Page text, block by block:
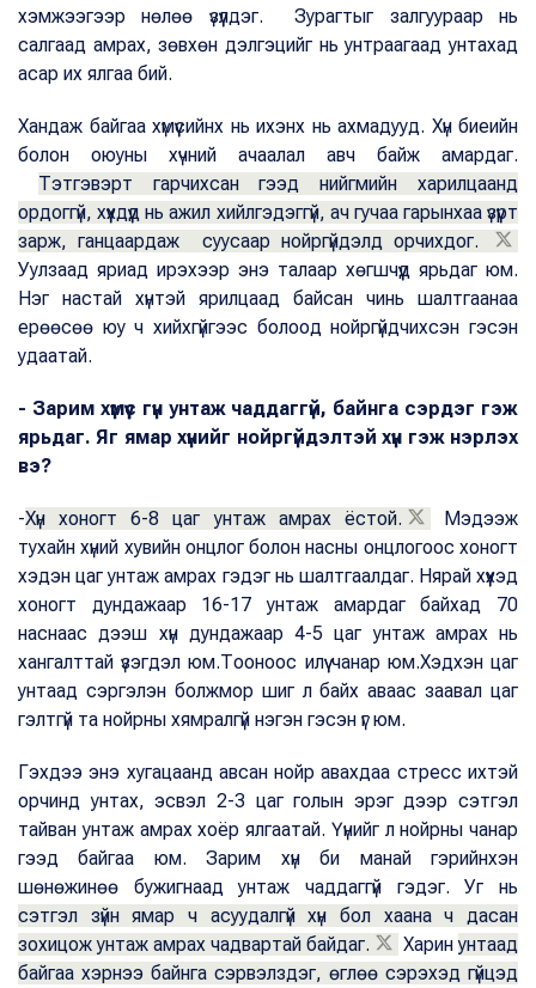
хэмжээгээр нөлөө үзүүлдэг. Зурагтыг залгуураар нь
салгаад амрах, зөвхөн дэлгэцийг нь унтраагаад унтахад
асар их ялгаа бий.
Хандаж байгаа хүмүүсийнх нь ихэнх нь ахмадууд. Хүн биеийн
болон оюуны хүчний ачаалал авч байж амардаг.
Тэтгэвэрт гарчихсан гээд нийгмийн харилцаанд
ордоггүй, хүүхдүүд нь ажил хийлгэдэггүй, ач гучаа гарынхаа үзүүрт
зарж, ганцаардаж суусаар нойргүйдэлд орчихдог.
Уулзаад яриад ирэхээр энэ талаар хөгшчүүд ярьдаг юм.
Нэг настай хүнтэй ярилцаад байсан чинь шалтгаанаа
ерөөсөө юу ч хийхгүйгээс болоод нойргүйдчихсэн гэсэн
удаатай.
- Зарим хүмүүс гүн унтаж чаддаггүй, байнга сэрдэг гэж
ярьдаг. Яг ямар хүнийг нойргүйдэлтэй хүн гэж нэрлэх
вэ?
-Хүн хоногт 6-8 цаг унтаж амрах ёстой.
Мэдээж
тухайн хүний хувийн онцлог болон насны онцлогоос хоногт
хэдэн цаг унтаж амрах гэдэг нь шалтгаалдаг. Нярай хүүхэд
хоногт дундажаар 16-17 унтаж амардаг байхад 70
наснаас дээш хүн дундажаар 4-5 цаг унтаж амрах нь
хангалттай үзэгдэл юм.Тооноос илүү чанар юм.Хэдхэн цаг
унтаад сэргэлэн болжмор шиг л байх аваас заавал цаг
гэлтгүй та нойрны хямралгүй нэгэн гэсэн үг юм.
Гэхдээ энэ хугацаанд авсан нойр авахдаа стресс ихтэй
орчинд унтах, эсвэл 2-3 цаг голын эрэг дээр сэтгэл
тайван унтаж амрах хоёр ялгаатай. Үүнийг л нойрны чанар
гээд байгаа юм. Зарим хүн би манай гэрийнхэн
шөнөжинөө бужигнаад унтаж чаддаггүй гэдэг. Уг нь
сэтгэл зүйн ямар ч асуудалгүй хүн бол хаана ч дасан
зохицож унтаж амрах чадвартай байдаг.
Харинунтаад
байгаа хэрнээ байнга сэрвэлздэг, өглөө сэрэхэд гүйцэд